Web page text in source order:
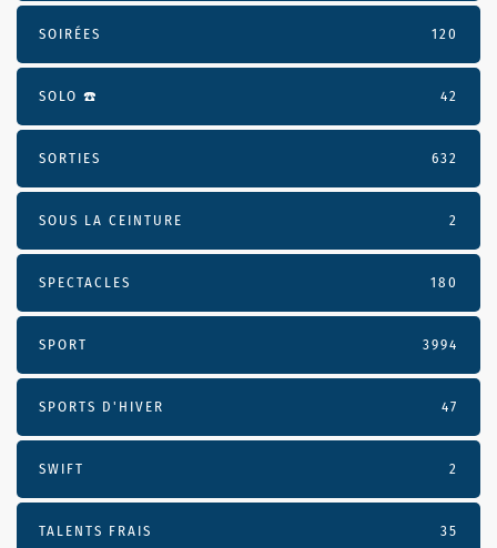
SOIRÉES 120
SOLO ☎️ 42
SORTIES 632
SOUS LA CEINTURE 2
SPECTACLES 180
SPORT 3994
SPORTS D'HIVER 47
SWIFT 2
TALENTS FRAIS 35